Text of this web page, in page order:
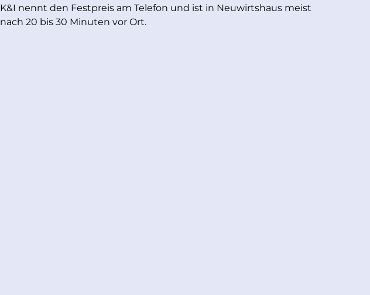
K&I nennt den Festpreis am Telefon und ist in Neuwirtshaus meist
nach 20 bis 30 Minuten vor Ort.